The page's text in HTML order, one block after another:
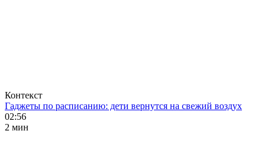
Контекст
Гаджеты по расписанию: дети вернутся на свежий воздух
02:56
2 мин